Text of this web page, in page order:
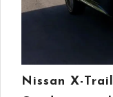
Nissan X-